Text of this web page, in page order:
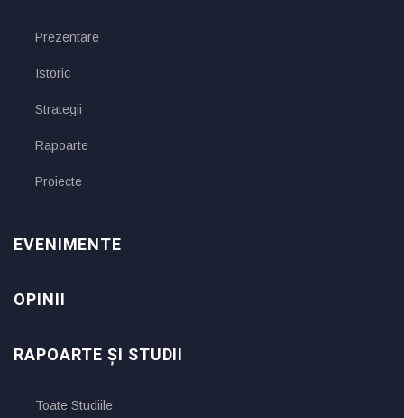
Prezentare
Istoric
Strategii
Rapoarte
Proiecte
EVENIMENTE
OPINII
RAPOARTE ȘI STUDII
Toate Studiile